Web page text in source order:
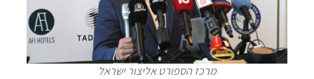
מרכז הספורט אליצור ישראל